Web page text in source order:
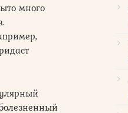
много